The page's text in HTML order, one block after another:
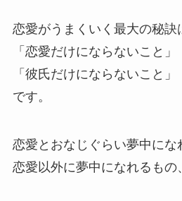
恋愛がうまくいく最大の秘訣
「恋愛だけにならないこと」
「彼氏だけにならないこと」
です。
恋愛とおなじぐらい夢中にな
恋愛以外に夢中になれるもの、